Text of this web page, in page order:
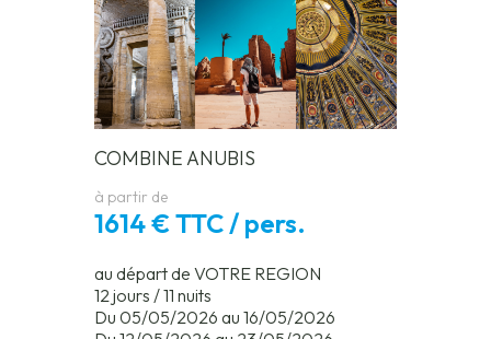
COMBINE ANUBIS
à partir de
1614 € TTC / pers.
au départ de VOTRE REGION
12 jours / 11 nuits
Du 05/05/2026 au 16/05/2026